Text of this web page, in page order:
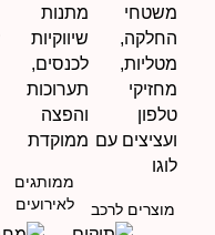
מוצרים לרכב
ממותגים
לאירועים